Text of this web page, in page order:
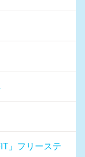
」フリーステ